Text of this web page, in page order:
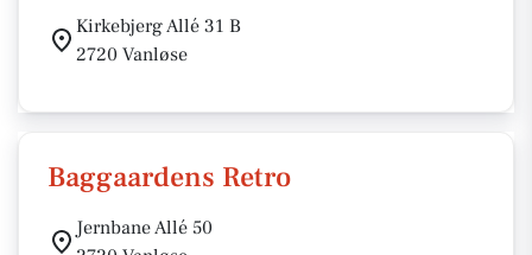
Kirkebjerg Allé 31 B
2720 Vanløse
Baggaardens Retro
Jernbane Allé 50